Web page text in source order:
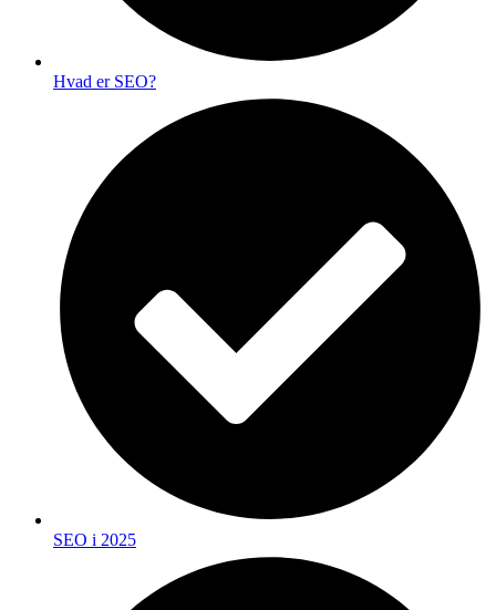
Hvad er SEO?
SEO i 2025